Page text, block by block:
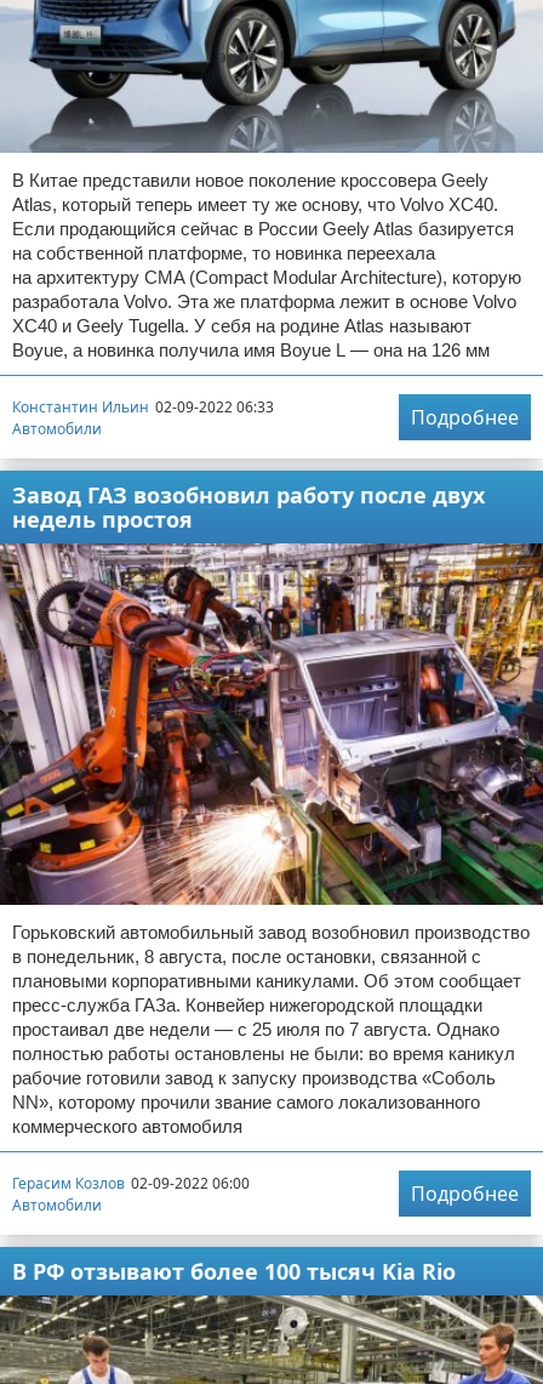
В Китае представили новое поколение кроссовера Geely
Atlas, который теперь имеет ту же основу, что Volvo XC40.
Если продающийся сейчас в России Geely Atlas базируется
на собственной платформе, то новинка переехала
на архитектуру CMA (Compact Modular Architecture), которую
разработала Volvo. Эта же платформа лежит в основе Volvo
XC40 и Geely Tugella. У себя на родине Atlas называют
Boyue, а новинка получила имя Boyue L — она на 126 мм
Константин Ильин 02-09-2022 06:33
Автомобили
Подробнее
Завод ГАЗ возобновил работу после двух
недель простоя
Горьковский автомобильный завод возобновил производство
в понедельник, 8 августа, после остановки, связанной с
плановыми корпоративными каникулами. Об этом сообщает
пресс-служба ГАЗа. Конвейер нижегородской площадки
простаивал две недели — с 25 июля по 7 августа. Однако
полностью работы остановлены не были: во время каникул
рабочие готовили завод к запуску производства «Соболь
NN», которому прочили звание самого локализованного
коммерческого автомобиля
Герасим Козлов 02-09-2022 06:00
Автомобили
Подробнее
В РФ отзывают более 100 тысяч Kia Rio